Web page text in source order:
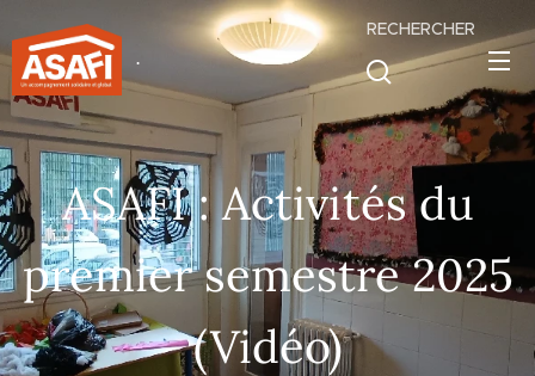
.
RECHERCHER
ASAFI : Activités du
premier semestre 2025
(Vidéo)